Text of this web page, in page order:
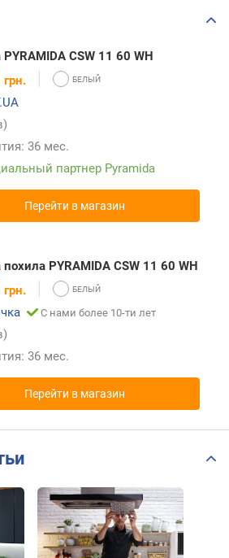
CSW 11 60 WH
грн.
36 мес.
партнер Pyramida
Перейти в магазин
PYRAMIDA CSW 11 60 WH
грн.
С нами более 10-ти лет
36 мес.
Перейти в магазин